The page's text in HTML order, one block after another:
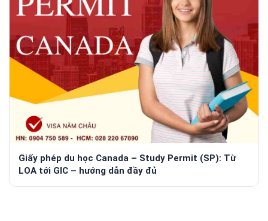
Giấy phép du học Canada – Study Permit (SP): Từ
LOA tới GIC – hướng dẫn đầy đủ